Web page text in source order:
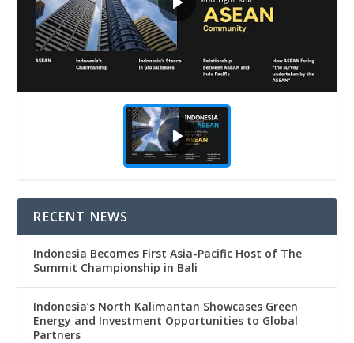
RECENT NEWS
Indonesia Becomes First Asia-Pacific Host of The
Summit Championship in Bali
Indonesia’s North Kalimantan Showcases Green
Energy and Investment Opportunities to Global
Partners